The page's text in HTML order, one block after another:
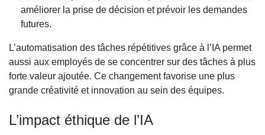
améliorer la prise de décision et prévoir les demandes
futures.
L’automatisation des tâches répétitives grâce à l’IA permet
aussi aux employés de se concentrer sur des tâches à plus
forte valeur ajoutée. Ce changement favorise une plus
grande créativité et innovation au sein des équipes.
L’impact éthique de l’IA